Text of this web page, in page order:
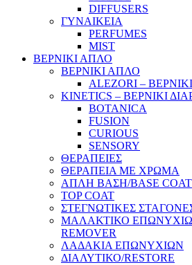
DIFFUSERS
ΓΥΝΑΙΚΕΙΑ
PERFUMES
MIST
ΒΕΡΝΙΚΙ ΑΠΛΟ
ΒΕΡΝΙΚΙ ΑΠΛΟ
ALEZORI –
KINETICS – ΒΕΡΝΙΚΙ
BOTANICA
FUSION
CURIOUS
SENSORY
ΘΕΡΑΠΕΙΕΣ
ΘΕΡΑΠΕΙΑ ΜΕ ΧΡΩΜΑ
ΑΠΛΗ ΒΑΣΗ/BASE COAT
TOP COAT
ΣΤΕΓΝΩΤΙΚΕΣ
ΜΑΛΑΚΤΙΚΟ
REMOVER
ΛΑΔΑΚΙΑ ΕΠΩΝΥΧΙΩΝ
ΔΙΑΛΥΤΙΚΟ/RESTORE